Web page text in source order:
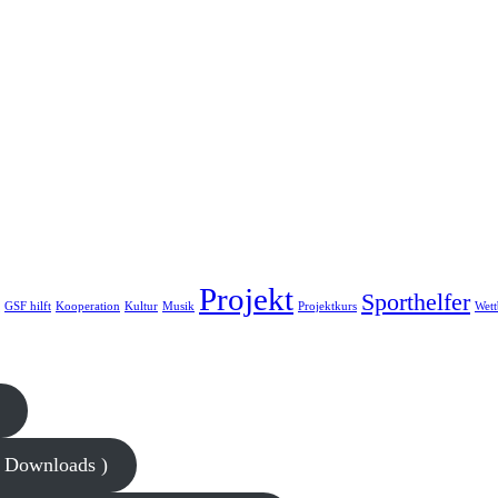
GSF hilft Kooperation Kultur Musik Projekt Projektkurs Sporthelfer
)